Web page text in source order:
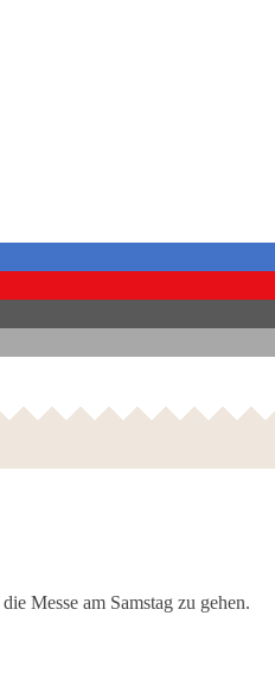
Messe am Samstag zu gehen.